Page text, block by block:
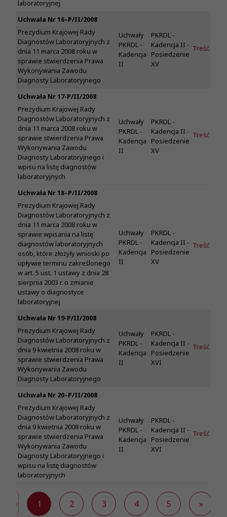
laboratoryjnej
Uchwała Nr 16–P/II/2008
Prezydium Krajowej Rady
Diagnostów Laboratoryjnych z
dnia 11 marca 2008 roku w
sprawie stwierdzenia Prawa
Wykonywania Zawodu
Diagnosty Laboratoryjnego
Uchwały
PKRDL -
Kadencja
II
PKRDL -
Kadencja II -
Posiedzenie
XV
Treść
Uchwała Nr 17-P/II/2008
Prezydium Krajowej Rady
Diagnostów Laboratoryjnych z
dnia 11 marca 2008 roku w
sprawie stwierdzenia Prawa
Wykonywania Zawodu
Diagnosty Laboratoryjnego i
wpisu na listę diagnostów
laboratoryjnych
Uchwały
PKRDL -
Kadencja
II
PKRDL -
Kadencja II -
Posiedzenie
XV
Treść
Uchwała Nr 18–P/II/2008
Prezydium Krajowej Rady
Diagnostów Laboratoryjnych z
dnia 11 marca 2008 roku w
sprawie wpisania na listę
diagnostów laboratoryjnych
osób, które złożyły wnioski po
upływie terminu zakreślonego
w art. 5 ust. 1 ustawy z dnia 28
sierpnia 2003 r. o zmianie
ustawy o diagnostyce
laboratoryjnej
Uchwały
PKRDL -
Kadencja
II
PKRDL -
Kadencja II -
Posiedzenie
XV
Treść
Uchwała Nr 19-P/II/2008
Prezydium Krajowej Rady
Diagnostów Laboratoryjnych z
dnia 9 kwietnia 2008 roku w
sprawie stwierdzenia Prawa
Wykonywania Zawodu
Diagnosty Laboratoryjnego
Uchwały
PKRDL -
Kadencja
II
PKRDL -
Kadencja II -
Posiedzenie
XVI
Treść
Uchwała Nr 20–P/II/2008
Prezydium Krajowej Rady
Diagnostów Laboratoryjnych z
dnia 9 kwietnia 2008 roku w
sprawie stwierdzenia Prawa
Wykonywania Zawodu
Diagnosty Laboratoryjnego i
wpisu na listę diagnostów
laboratoryjnych
Uchwały
PKRDL -
Kadencja
II
PKRDL -
Kadencja II -
Posiedzenie
XVI
Treść
« 1 2 3 4 5 »